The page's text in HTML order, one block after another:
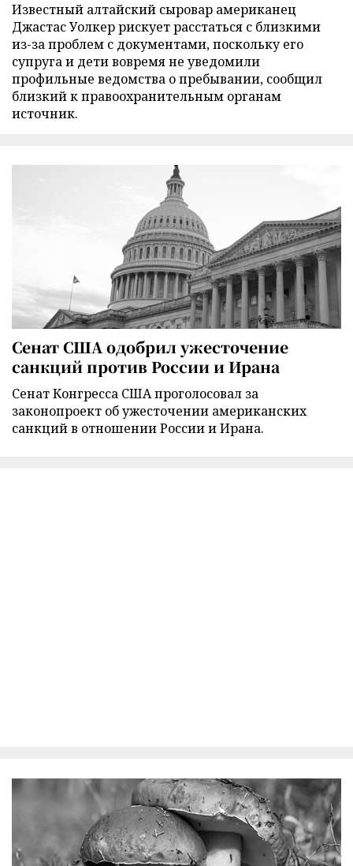
Известный алтайский сыровар американец
Джастас Уолкер рискует расстаться с близкими
из-за проблем с документами, поскольку его
супруга и дети вовремя не уведомили
профильные ведомства о пребывании, сообщил
близкий к правоохранительным органам
источник.
Сенат США одобрил ужесточение
санкций против России и Ирана
Сенат Конгресса США проголосовал за
законопроект об ужесточении американских
санкций в отношении России и Ирана.